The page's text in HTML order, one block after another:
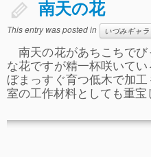
南天の花
This entry was posted in いづみギャ
南天の花があちこちで
な花ですが精一杯咲いて
ぼまっすぐ育つ低木で加
室の工作材料としても重宝